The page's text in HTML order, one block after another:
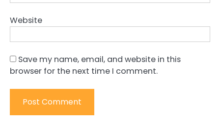
Website
Save my name, email, and website in this
browser for the next time I comment.